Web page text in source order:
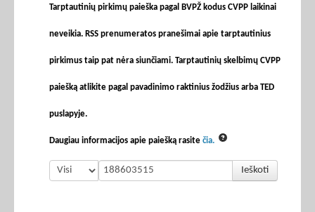
Tarptautinių pirkimų paieška pagal BVPŽ kodus CVPP laikinai
neveikia. RSS prenumeratos pranešimai apie tarptautinius
pirkimus taip pat nėra siunčiami. Tarptautinių skelbimų CVPP
paiešką atlikite pagal pavadinimo raktinius žodžius arba TED
puslapyje.
Daugiau informacijos apie paiešką rasite čia.
Ieškoti